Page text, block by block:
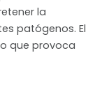
la
patógenos. El
que provoca